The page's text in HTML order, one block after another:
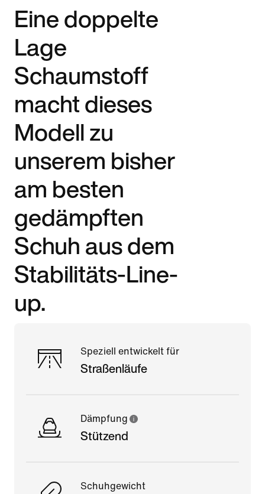
Eine doppelte
Lage
Schaumstoff
macht dieses
Modell zu
unserem bisher
am besten
gedämpften
Schuh aus dem
Stabilitäts-Line-
up.
Speziell entwickelt für
Straßenläufe
Dämpfung
Stützend
Schuhgewicht